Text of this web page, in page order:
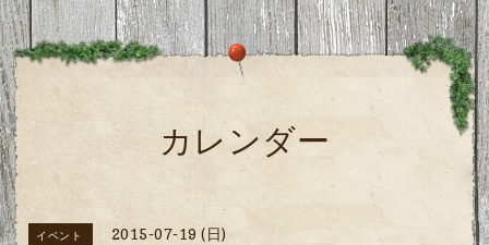
カレンダー
イベント 2015-07-19 (日)